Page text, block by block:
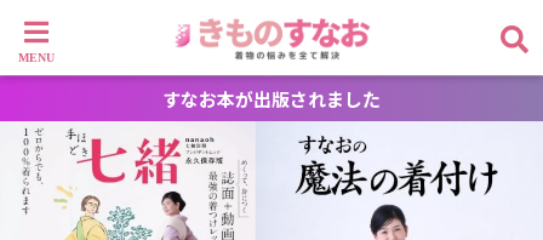
すなお本が出版されました